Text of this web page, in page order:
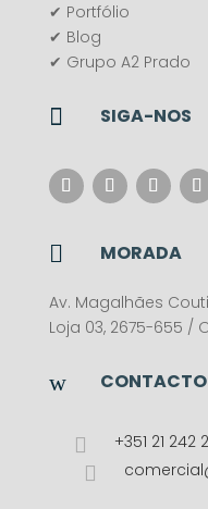
✔ Portfólio
✔ Blog
✔ Grupo A2 Prado
 SIGA-NOS
 MORADA
Av. Magalhães
Loja 03, 2675-655 /
w
 +351 21 242
